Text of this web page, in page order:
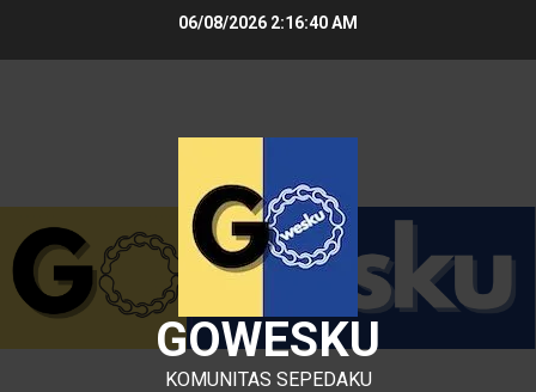
06/08/2026 2:16:41 AM
GOWESKU
KOMUNITAS SEPEDAKU